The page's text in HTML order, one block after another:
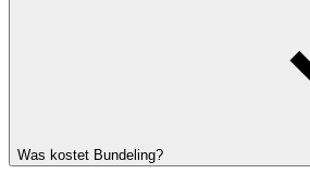
Was kostet Bundeling?